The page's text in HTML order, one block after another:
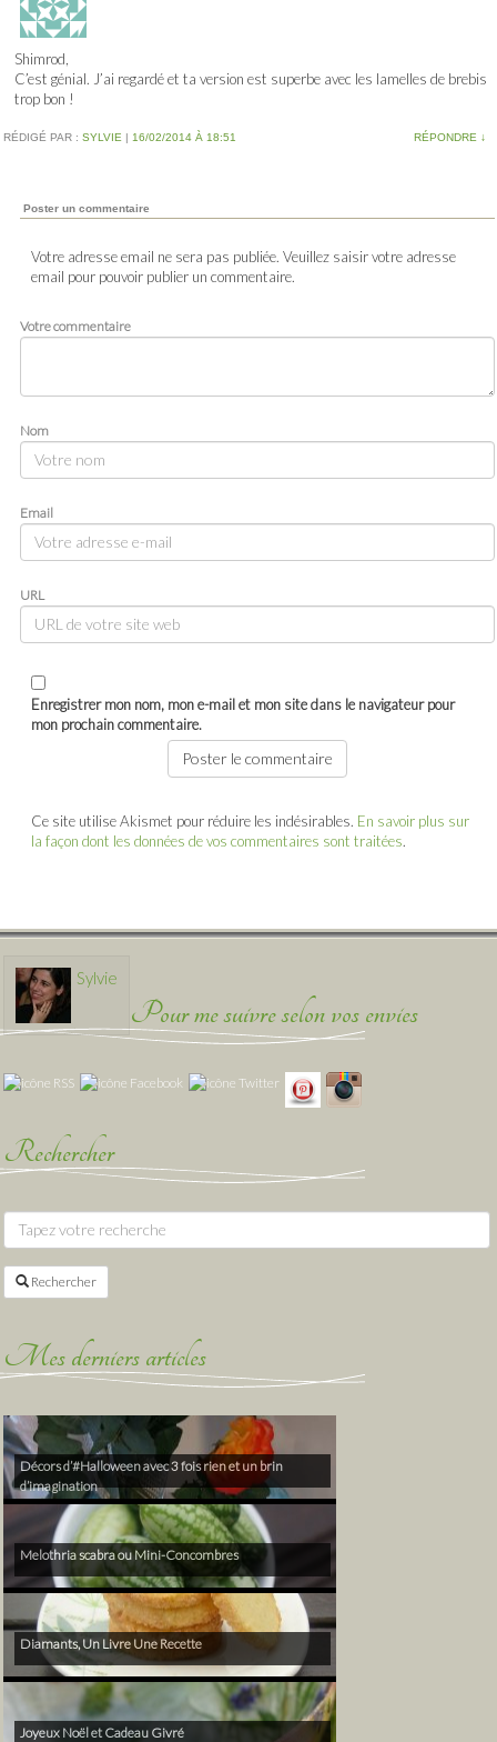
Shimrod,
C’est génial. J’ai regardé et ta version est superbe avec les lamelles de brebis
trop bon !
RÉDIGÉ PAR : SYLVIE | 16/02/2014 À 18:51 RÉPONDRE ↓
Poster un commentaire
Votre adresse email ne sera pas publiée. Veuillez saisir votre adresse
email pour pouvoir publier un commentaire.
Votre commentaire
Nom
Email
URL
Enregistrer mon nom, mon e-mail et mon site dans le navigateur pour
mon prochain commentaire.
Ce site utilise Akismet pour réduire les indésirables. En savoir plus sur
la façon dont les données de vos commentaires sont traitées.
Sylvie
Pour me suivre selon vos envies
Rechercher
Rechercher
Mes derniers articles
Décors d’#Halloween avec 3 fois rien et un brin
d’imagination
Melothria scabra ou Mini-Concombres
Diamants, Un Livre Une Recette
Joyeux Noël et Cadeau Givré